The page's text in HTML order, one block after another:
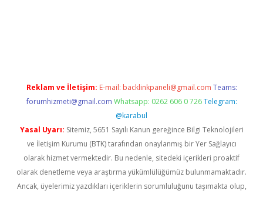
Reklam ve İletişim: E-mail: backlinkpaneli@gmail.com Teams:
forumhizmeti@gmail.com Whatsapp: 0262 606 0 726 Telegram:
@karabul
Yasal Uyarı: Sitemiz, 5651 Sayılı Kanun gereğince Bilgi Teknolojileri
ve İletişim Kurumu (BTK) tarafından onaylanmış bir Yer Sağlayıcı
olarak hizmet vermektedir. Bu nedenle, sitedeki içerikleri proaktif
olarak denetleme veya araştırma yükümlülüğümüz bulunmamaktadır.
Ancak, üyelerimiz yazdıkları içeriklerin sorumluluğunu taşımakta olup,